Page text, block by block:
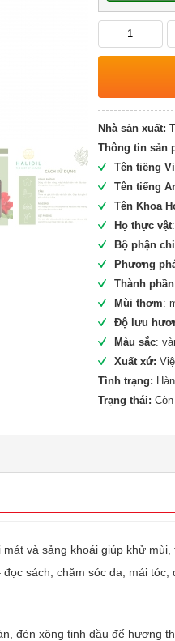
Nhà sản xuất:
Thông tin sản
Tên tiếng
Tên tiếng
Tên Khoa
Họ thực vật
Bộ phận
Phương
Thành
Mùi thơm:
Độ lưu
Màu sắc:
Xuất xứ:
Tình trạng:
Trạng thái:
và sảng khoái giúp khử
sách, chăm sóc da, mái tóc,
đèn xông tinh dầu để hương